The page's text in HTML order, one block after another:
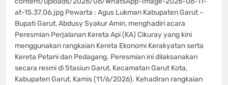
at-15.37.06.jpg Pewarta : Agus Lukman Kabupaten Garut –
Bupati Garut, Abdusy Syakur Amin, menghadiri acara
Peresmian Perjalanan Kereta Api (KA) Cikuray yang kini
menggunakan rangkaian Kereta Ekonomi Kerakyatan serta
Kereta Petani dan Pedagang. Peresmian ini dilaksanakan
secara resmi di Stasiun Garut, Kecamatan Garut Kota,
Kabupaten Garut, Kamis (11/6/2026). Kehadiran rangkaian